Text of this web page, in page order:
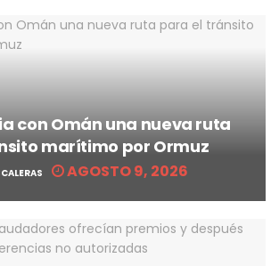
con Omán una nueva ruta
marítimo por Ormuz
AGOSTO 9, 2026